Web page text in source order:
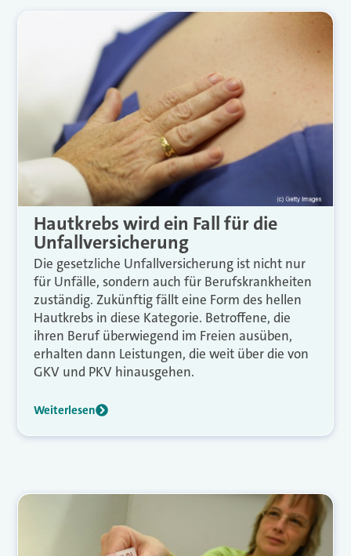
Hautkrebs wird ein Fall für die
Unfallversicherung
Die gesetzliche Unfallversicherung ist nicht nur
für Unfälle, sondern auch für Berufskrankheiten
zuständig. Zukünftig fällt eine Form des hellen
Hautkrebs in diese Kategorie. Betroffene, die
ihren Beruf überwiegend im Freien ausüben,
erhalten dann Leistungen, die weit über die von
GKV und PKV hinausgehen.
Weiterlesen